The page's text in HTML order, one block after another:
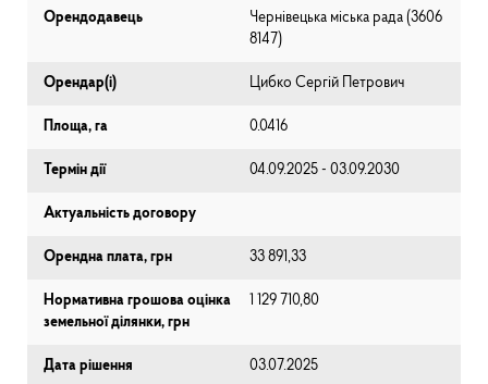
Орендодавець
Чернівецька міська рада (⁨3606
8147⁩)
Орендар(і) Цибко Сергій Петрович
Площа, га 0.0416
Термін дії 04.09.2025 - 03.09.2030
Актуальність договору
Орендна плата, грн 33 891,33
Нормативна грошова оцінка
земельної ділянки, грн
1 129 710,80
Дата рішення 03.07.2025